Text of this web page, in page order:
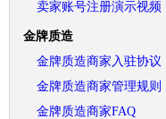
卖家账号注册演示视频
金牌质造
金牌质造商家入驻协议
金牌质造商家管理规则
金牌质造商家FAQ